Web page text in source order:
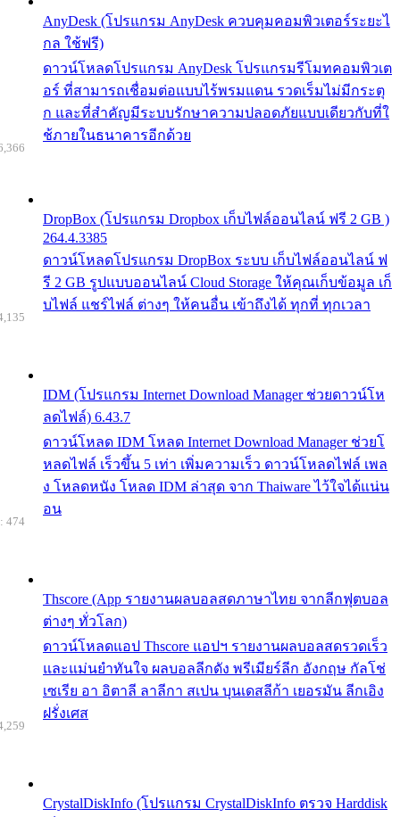
AnyDesk (โปรแกรม AnyDesk ควบคุมคอมพิวเตอร์ระยะไ
กล ใช้ฟรี)
ดาวน์โหลดโปรแกรม AnyDesk โปรแกรมรีโมทคอมพิวเต
อร์ ที่สามารถเชื่อมต่อแบบไร้พรมแดน รวดเร็มไม่มีกระตุ
ก และที่สำคัญมีระบบรักษาความปลอดภัยแบบเดียวกับที่ใ
ช้ภายในธนาคารอีกด้วย
DropBox (โปรแกรม Dropbox เก็บไฟล์ออนไลน์ ฟรี 2 GB )
264.4.3385
ดาวน์โหลดโปรแกรม DropBox ระบบ เก็บไฟล์ออนไลน์ ฟ
รี 2 GB รูปแบบออนไลน์ Cloud Storage ให้คุณเก็บข้อมูล เก็
บไฟล์ แชร์ไฟล์ ต่างๆ ให้คนอื่น เข้าถึงได้ ทุกที่ ทุกเวลา
IDM (โปรแกรม Internet Download Manager ช่วยดาวน์โห
ลดไฟล์) 6.43.7
ดาวน์โหลด IDM โหลด Internet Download Manager ช่วยโ
หลดไฟล์ เร็วขึ้น 5 เท่า เพิ่มความเร็ว ดาวน์โหลดไฟล์ เพล
ง โหลดหนัง โหลด IDM ล่าสุด จาก Thaiware ไว้ใจได้แน่น
อน
Thscore (App รายงานผลบอลสดภาษาไทย จากลีกฟุตบอล
ต่างๆ ทั่วโลก)
ดาวน์โหลดแอป Thscore แอปฯ รายงานผลบอลสดรวดเร็ว
และแม่นยำทันใจ ผลบอลลีกดัง พรีเมียร์ลีก อังกฤษ กัลโช่
เซเรีย อา อิตาลี ลาลีกา สเปน บุนเดสลีก้า เยอรมัน ลีกเอิง
ฝรั่งเศส
474
CrystalDiskInfo (โปรแกรม CrystalDiskInfo ตรวจ Harddisk